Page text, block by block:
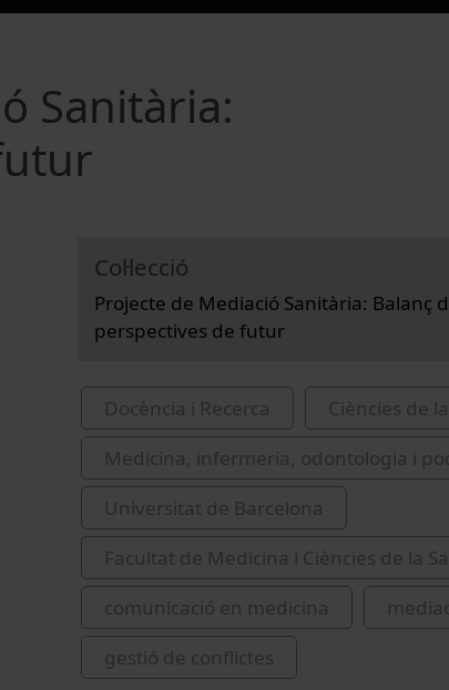
Sanitària:
Col·lecció
Projecte de Mediació Sanitària: Balanç
perspectives de futur
Docència i Recerca Ciències de
Medicina, infermeria, odontologia i
Universitat de Barcelona
Facultat de Medicina i Ciències de la
comunicació en medicina
gestió de conflictes